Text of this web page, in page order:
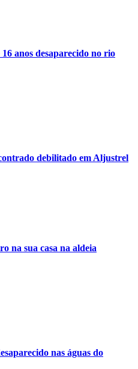
anos desaparecido no rio
debilitado em Aljustrel
na sua casa na aldeia
nas águas do